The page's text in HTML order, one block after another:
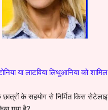
या लाटविया लिथुआनिया को शामिल
छात्रों के सहयोग से निर्मित किस